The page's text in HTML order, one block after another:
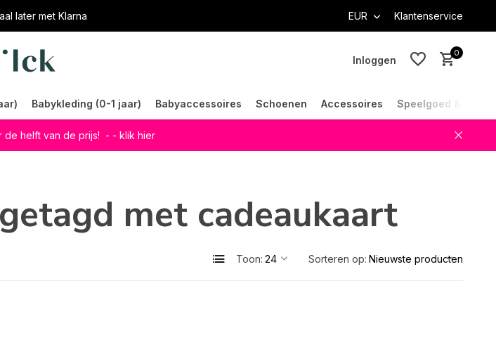
later met Klarna EUR Klantenservice
Inloggen
0
Babykleding (0-1 jaar) Babyaccessoires Schoenen Accessoires Speelgoed &
de helft van de prijs! - - klik hier
met cadeaukaart
Toon: Sorteren op: